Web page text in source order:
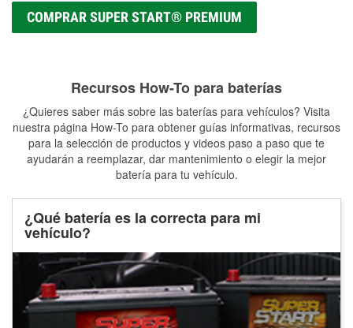
COMPRAR SUPER START® PREMIUM
Recursos How-To para baterías
¿Quieres saber más sobre las baterías para vehículos? Visita
nuestra página How-To para obtener guías informativas, recursos
para la selección de productos y videos paso a paso que te
ayudarán a reemplazar, dar mantenimiento o elegir la mejor
batería para tu vehículo.
¿Qué batería es la correcta para mi
vehículo?